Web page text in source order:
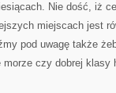
Nie dość, iż
miejscach jest
pod uwagę także
czy dobrej klasy